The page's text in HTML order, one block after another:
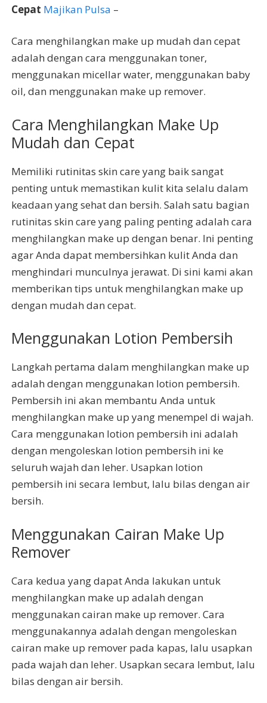
Cepat Majikan Pulsa –
Cara menghilangkan make up mudah dan cepat
adalah dengan cara menggunakan toner,
menggunakan micellar water, menggunakan baby
oil, dan menggunakan make up remover.
Cara Menghilangkan Make Up
Mudah dan Cepat
Memiliki rutinitas skin care yang baik sangat
penting untuk memastikan kulit kita selalu dalam
keadaan yang sehat dan bersih. Salah satu bagian
rutinitas skin care yang paling penting adalah cara
menghilangkan make up dengan benar. Ini penting
agar Anda dapat membersihkan kulit Anda dan
menghindari munculnya jerawat. Di sini kami akan
memberikan tips untuk menghilangkan make up
dengan mudah dan cepat.
Menggunakan Lotion Pembersih
Langkah pertama dalam menghilangkan make up
adalah dengan menggunakan lotion pembersih.
Pembersih ini akan membantu Anda untuk
menghilangkan make up yang menempel di wajah.
Cara menggunakan lotion pembersih ini adalah
dengan mengoleskan lotion pembersih ini ke
seluruh wajah dan leher. Usapkan lotion
pembersih ini secara lembut, lalu bilas dengan air
bersih.
Menggunakan Cairan Make Up
Remover
Cara kedua yang dapat Anda lakukan untuk
menghilangkan make up adalah dengan
menggunakan cairan make up remover. Cara
menggunakannya adalah dengan mengoleskan
cairan make up remover pada kapas, lalu usapkan
pada wajah dan leher. Usapkan secara lembut, lalu
bilas dengan air bersih.